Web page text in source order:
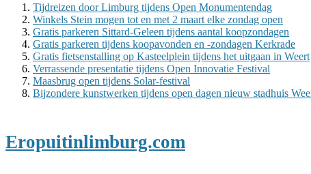
Tijdreizen door Limburg tijdens Open Monumentendag
Winkels Stein mogen tot en met 2 maart elke zondag open
Gratis parkeren Sittard-Geleen tijdens aantal koopzondagen
Gratis parkeren tijdens koopavonden en -zondagen Kerkrade
Gratis fietsenstalling op Kasteelplein tijdens het uitgaan in Weert
Verrassende presentatie tijdens Open Innovatie Festival
Maasbrug open tijdens Solar-festival
Bijzondere kunstwerken tijdens open dagen nieuw stadhuis
Eropuitinlimburg.com